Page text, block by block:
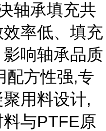
轴承填充共
率低、填充
响轴承品质
配方性强,专
用料设计,
与PTFE原